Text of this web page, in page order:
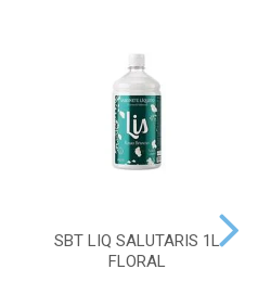
SBT LIQ SALUTARIS 1L
FLORAL